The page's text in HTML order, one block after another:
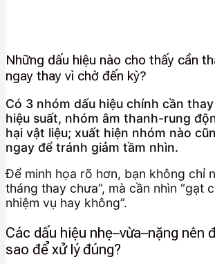
Những dấu hiệu nào cho thấy cần
ngay thay vì chờ đến kỳ?
Có 3 nhóm dấu hiệu chính cần
hiệu suất, nhóm âm thanh-rung
hại vật liệu; xuất hiện nhóm nào
ngay để tránh giảm tầm nhìn.
Để minh họa rõ hơn, bạn không chỉ
tháng thay chưa”, mà cần nhìn “gạt
nhiệm vụ hay không”.
Các dấu hiệu nhẹ–vừa–nặng nên
sao để xử lý đúng?